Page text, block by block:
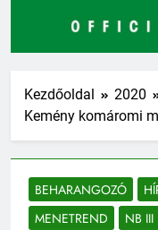
Kezdőoldal 2020
Kemény komáromi
BEHARANGOZÓ
MENETREND
NB III